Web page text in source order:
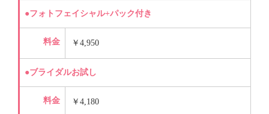
●フォトフェイシャル+パック付き
料金 ￥4,950
●ブライダルお試し
料金 ￥4,180